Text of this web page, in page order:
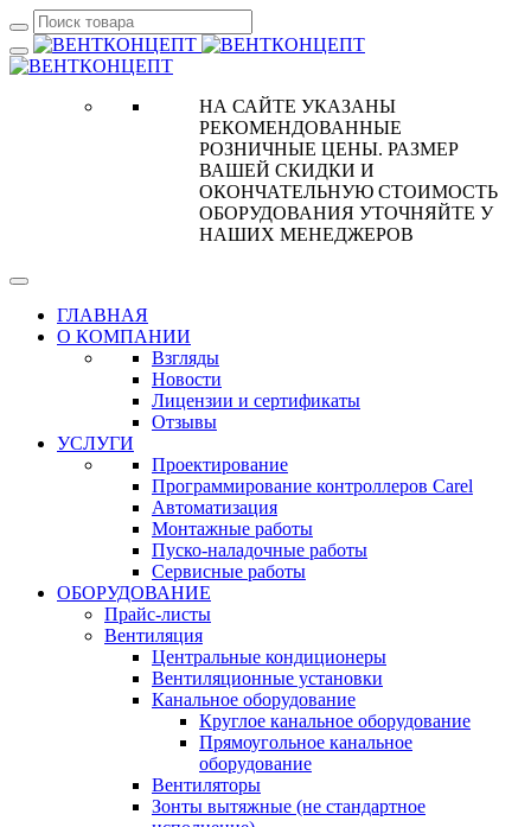
НА САЙТЕ УКАЗАНЫ
РЕКОМЕНДОВАННЫЕ
РОЗНИЧНЫЕ ЦЕНЫ. РАЗМЕР
ВАШЕЙ СКИДКИ И
ОКОНЧАТЕЛЬНУЮ СТОИМОСТЬ
ОБОРУДОВАНИЯ УТОЧНЯЙТЕ У
НАШИХ МЕНЕДЖЕРОВ
ГЛАВНАЯ
О КОМПАНИИ
Взгляды
Новости
Лицензии и сертификаты
Отзывы
УСЛУГИ
Проектирование
Программирование контроллеров Carel
Автоматизация
Монтажные работы
Пуско-наладочные работы
Сервисные работы
ОБОРУДОВАНИЕ
Прайс-листы
Вентиляция
Центральные кондиционеры
Вентиляционные установки
Канальное оборудование
Круглое канальное оборудование
Прямоугольное канальное
оборудование
Вентиляторы
Зонты вытяжные (не стандартное